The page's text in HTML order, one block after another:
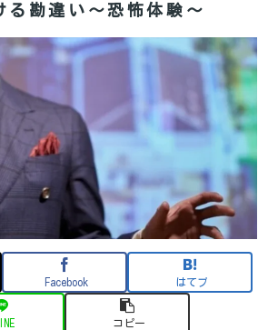
る勘違い〜恐怖体験〜
Facebook はてブ
コピー